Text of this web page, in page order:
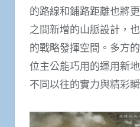
的路線和鋪路距離也將
之間新增的山脈設計，
的戰略發揮空間。多方
位主公能巧用的運用新
不同以往的實力與精彩瞬